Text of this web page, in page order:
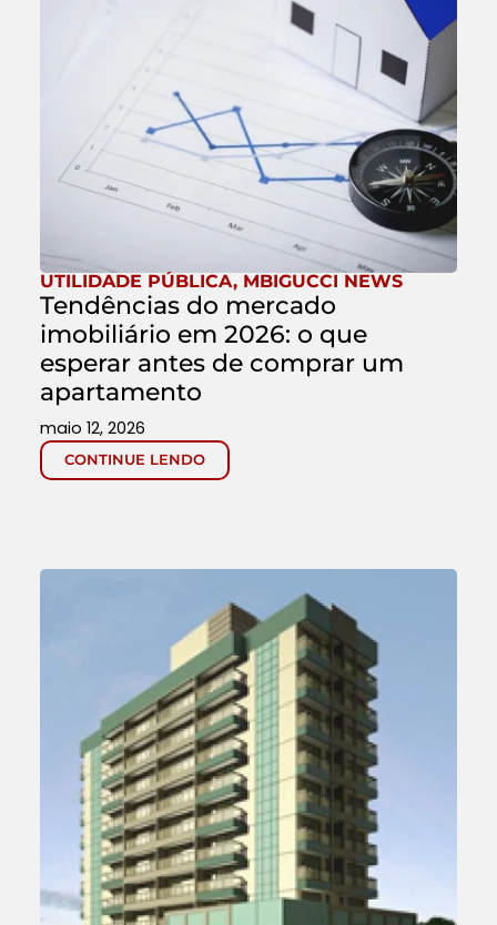
UTILIDADE PÚBLICA, MBIGUCCI NEWS
Tendências do mercado
imobiliário em 2026: o que
esperar antes de comprar um
apartamento
CONTINUE LENDO
maio 12, 2026